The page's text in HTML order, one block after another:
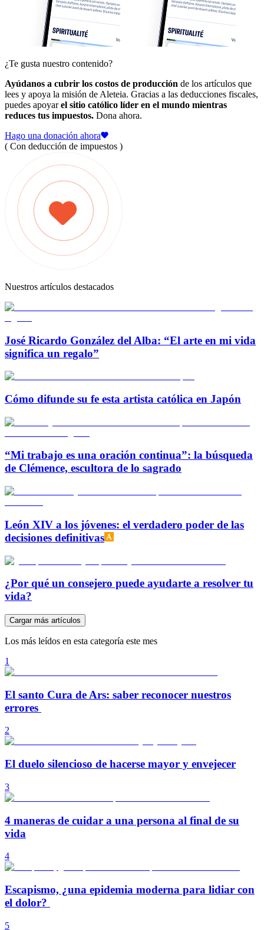
¿Te gusta nuestro contenido?
Ayúdanos a cubrir los costos de producción de los artículos que
lees y apoya la misión de Aleteia. Gracias a las deducciones fiscales,
puedes apoyarel sitio católico líder en el mundo mientras
reduces tus impuestos. Dona ahora.
Hago una donación ahora
( Con deducción de impuestos )
Nuestros artículos destacados
José Ricardo González del Alba: “El arte en mi vida
significa un regalo”
Cómo difunde su fe esta artista católica en Japón
“Mi trabajo es una oración continua”: la búsqueda
de Clémence, escultora de lo sagrado
León XIV a los jóvenes: el verdadero poder de las
decisiones definitivas
¿Por qué un consejero puede ayudarte a resolver tu
vida?
Cargar más artículos
Los más leídos en esta categoría este mes
1
El santo Cura de Ars: saber reconocer nuestros
errores
2
El duelo silencioso de hacerse mayor y envejecer
3
4 maneras de cuidar a una persona al final de su
vida
4
Escapismo, ¿una epidemia moderna para lidiar con
el dolor?
5